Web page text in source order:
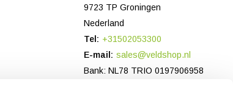
9723 TP Groningen
Nederland
Tel: +31502053300
E-mail: sales@veldshop.nl
Bank: NL78 TRIO 0197906958